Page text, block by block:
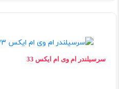
سرسیلندر ام وی ام ایکس 33